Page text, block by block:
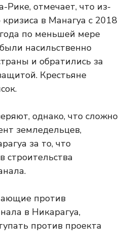
Рике, отмечает, что из-
кризиса в Манагуа с 2018
по меньшей мере
насильственно
и обратились за
Крестьяне
однако, что сложно
земледельцев,
за то, что
строительства
против
в Никарагуа,
против проекта